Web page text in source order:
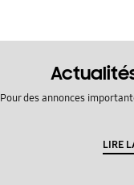
Pour des annonces
LIRE